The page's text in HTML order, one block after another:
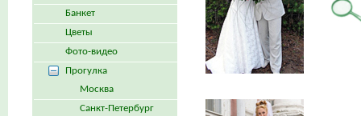
Банкет
Цветы
Фото-видео
Прогулка
Москва
Санкт-Петербург